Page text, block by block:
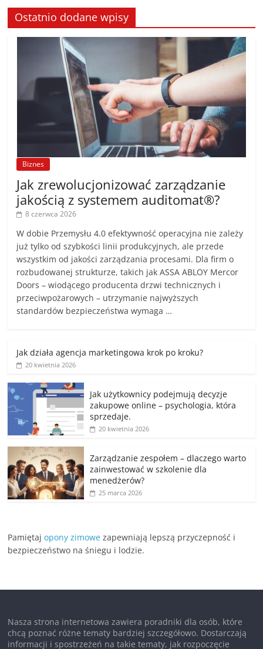
Ostatnio dodane wpisy
Biznes
Jak zrewolucjonizować zarządzanie
jakością z systemem auditomat®?
8 czerwca 2026
W dobie Przemysłu 4.0 efektywność operacyjna nie zależy
już tylko od szybkości linii produkcyjnych, ale przede
wszystkim od jakości zarządzania procesami. Dla firm o
rozbudowanej strukturze, takich jak ASSA ABLOY Mercor
Doors – wiodącego producenta drzwi technicznych i
przeciwpożarowych – utrzymanie najwyższych
standardów bezpieczeństwa wymaga …
Jak działa agencja marketingowa krok po kroku?
20 kwietnia 2026
Jak użytkownicy podejmują decyzje
zakupowe online – psychologia, która
sprzedaje.
20 kwietnia 2026
Zarządzanie zespołem – dlaczego warto
zainwestować w szkolenie dla
menedżerów?
25 marca 2026
Pamiętajopony zimowe zapewniają lepszą przyczepność i
bezpieczeństwo na śniegu i lodzie.
Nasza strona internetowa zawiera poradniki dla osób, które
chcą poznać różne tematy bardziej szczegółowo. Dostarczają
informacji i spostrzeżeń na takie tematy, jak rozpoczęcie